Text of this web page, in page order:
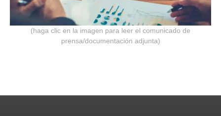
(haga clic en la imagen para leer el comunicado de
prensa/documentación adjunta)